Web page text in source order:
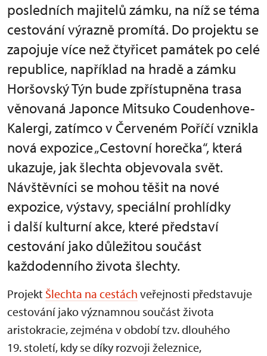
posledních majitelů zámku, na níž se téma
cestování výrazně promítá. Do projektu se
zapojuje více než čtyřicet památek po celé
republice, například na hradě a zámku
Horšovský Týn bude zpřístupněna trasa
věnovaná Japonce Mitsuko Coudenhove-
Kalergi, zatímco v Červeném Poříčí vznikla
nová expozice „Cestovní horečka“, která
ukazuje, jak šlechta objevovala svět.
Návštěvníci se mohou těšit na nové
expozice, výstavy, speciální prohlídky
i další kulturní akce, které představí
cestování jako důležitou součást
každodenního života šlechty.
Projekt Šlechta na cestách veřejnosti představuje
cestování jako významnou součást života
aristokracie, zejména v období tzv. dlouhého
19. století, kdy se díky rozvoji železnice,